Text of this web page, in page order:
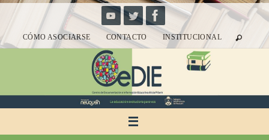
contenidoCÓMO ASOCIARSE CONTACTO INSTITUCIONAL